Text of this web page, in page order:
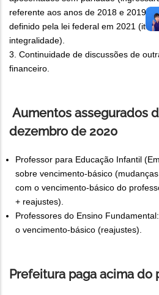
referente aos anos de 2018 e 2019.
definido pela lei federal em 2021
integralidade).
3. Continuidade de discussões de
financeiro.
Aumentos assegurados
dezembro de 2020
Professor para Educação Infantil
sobre vencimento-básico
com o vencimento-básico do
+ reajustes).
Professores do Ensino
o vencimento-básico (reajustes).
Prefeitura paga acima do